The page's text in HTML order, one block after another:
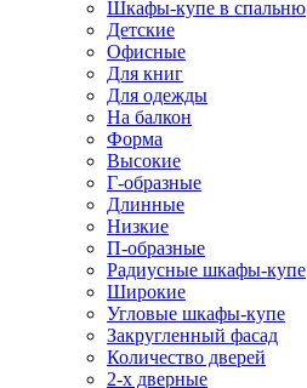
Шкафы-купе в спальню
Детские
Офисные
Для книг
Для одежды
На балкон
Форма
Высокие
Г-образные
Длинные
Низкие
П-образные
Радиусные шкафы-купе
Широкие
Угловые шкафы-купе
Закругленный фасад
Количество дверей
2-х дверные